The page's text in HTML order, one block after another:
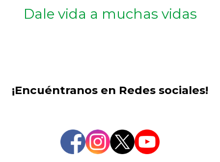
Dale vida a muchas vidas
¡Encuéntranos en Redes sociales!